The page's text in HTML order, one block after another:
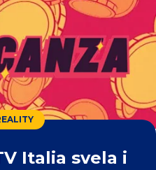
Italia svela i